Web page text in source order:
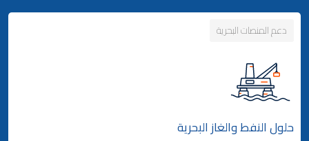
حلول سلسلة توريد متكاملة
شحن الحاويات
- خدمات الخطوط الملاحية المنتظمة
- خدمات الخطوط الفرعية
دعم المنصات البحرية
حلول النفط والغاز البحرية